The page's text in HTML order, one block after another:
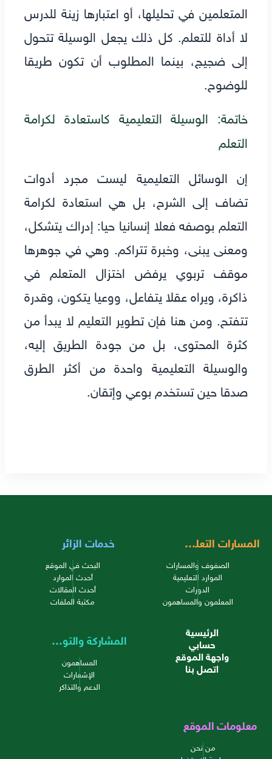
المتعلمين في تحليلها، أو اعتبارها زينة للدرس
لا أداة للتعلم. كل ذلك يجعل الوسيلة تتحول
إلى ضجيج، بينما المطلوب أن تكون طريقا
للوضوح.
خاتمة: الوسيلة التعليمية كاستعادة لكرامة
التعلم
إن الوسائل التعليمية ليست مجرد أدوات
تضاف إلى الشرح، بل هي استعادة لكرامة
التعلم بوصفه فعلا إنسانيا حيا: إدراك يتشكل،
ومعنى يبنى، وخبرة تتراكم. وهي في جوهرها
موقف تربوي يرفض اختزال المتعلم في
ذاكرة، ويراه عقلا يتفاعل، ووعيا يتكون، وقدرة
تتفتح. ومن هنا فإن تطوير التعليم لا يبدأ من
كثرة المحتوى، بل من جودة الطريق إليه،
والوسيلة التعليمية واحدة من أكثر الطرق
صدقا حين تستخدم بوعي وإتقان.
المسارات التعليمية
الصفوف والمسارات
الموارد التعليمية
الدورات
المعلمون والمساهمون
خدمات الزائر
البحث في الموقع
أحدث الموارد
أحدث المقالات
مكتبة الملفات
الرئيسية
حسابي
واجهة الموقع
اتصل بنا
المشاركة والتواصل
المساهمون
الإشعارات
الدعم والتذاكر
معلومات الموقع
من نحن